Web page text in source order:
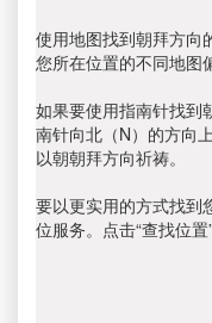
使用地图找到朝拜方向
您所在位置的不同地图
如果要使用指南针找到
南针向北（N）的方向
以朝朝拜方向祈祷。
要以更实用的方式找到
位服务。点击“查找位置